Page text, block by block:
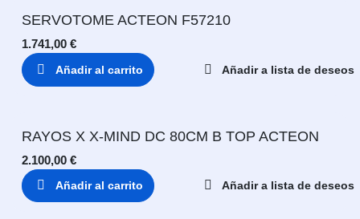
SERVOTOME ACTEON F57210
1.741,00 €
Añadir al carrito Añadir a lista de deseos
RAYOS X X-MIND DC 80CM B TOP ACTEON
2.100,00 €
Añadir al carrito Añadir a lista de deseos